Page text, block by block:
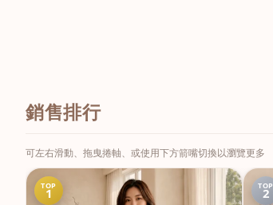
銷售排行
可左右滑動、拖曳捲軸、或使用下方箭嘴切換以瀏覽更多
TOP
1 TOP
2